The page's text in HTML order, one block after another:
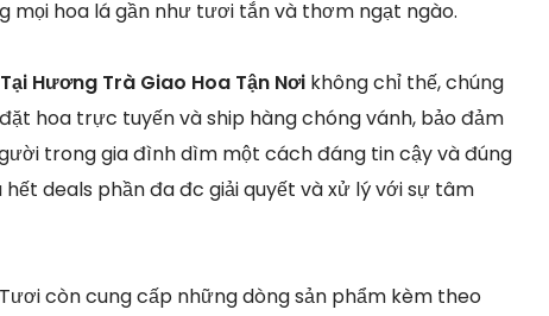
mọi hoa lá gần như tươi tắn và thơm ngạt ngào.
Hương Trà Giao Hoa Tận Nơi không chỉ thế, chúng
hoa trực tuyến và ship hàng chóng vánh, bảo đảm
trong gia đình dìm một cách đáng tin cậy và đúng
deals phần đa đc giải quyết và xử lý với sự tâm
còn cung cấp những dòng sản phẩm kèm theo